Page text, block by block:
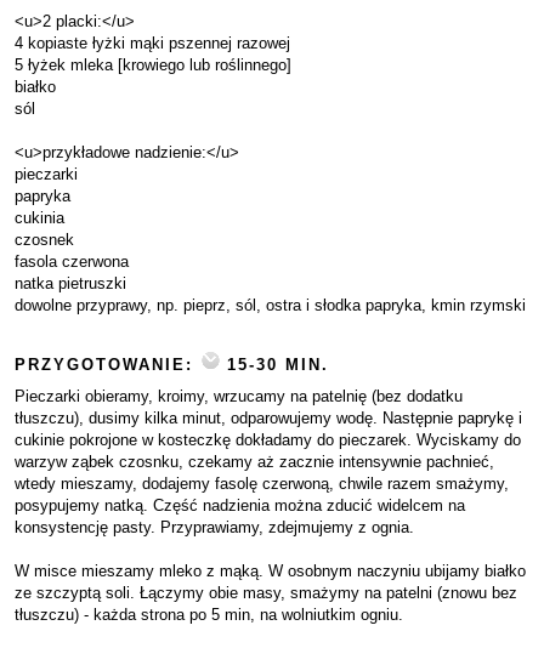
<u>2 placki:</u>
4 kopiaste łyżki mąki pszennej razowej
5 łyżek mleka [krowiego lub roślinnego]
białko
sól
<u>przykładowe nadzienie:</u>
pieczarki
papryka
cukinia
czosnek
fasola czerwona
natka pietruszki
dowolne przyprawy, np. pieprz, sól, ostra i słodka papryka, kmin rzymski
PRZYGOTOWANIE:
15-30 MIN.
Pieczarki obieramy, kroimy, wrzucamy na patelnię (bez dodatku
tłuszczu), dusimy kilka minut, odparowujemy wodę. Następnie paprykę i
cukinie pokrojone w kosteczkę dokładamy do pieczarek. Wyciskamy do
warzyw ząbek czosnku, czekamy aż zacznie intensywnie pachnieć,
wtedy mieszamy, dodajemy fasolę czerwoną, chwile razem smażymy,
posypujemy natką. Część nadzienia można zducić widelcem na
konsystencję pasty. Przyprawiamy, zdejmujemy z ognia.
W misce mieszamy mleko z mąką. W osobnym naczyniu ubijamy białko
ze szczyptą soli. Łączymy obie masy, smażymy na patelni (znowu bez
tłuszczu) - każda strona po 5 min, na wolniutkim ogniu.